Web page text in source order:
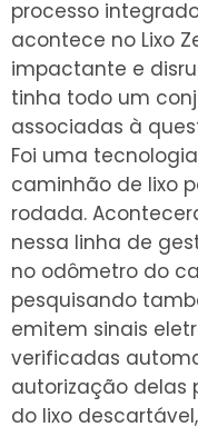
processo
acontece no Lixo
impactante e
tinha todo um
associadas à
Foi uma
caminhão de lixo
rodada.
nessa linha de
no odômetro do
pesquisando
emitem sinais
verificadas
autorização delas
do lixo